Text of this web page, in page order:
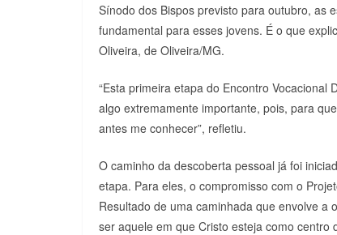
Sínodo dos Bispos previsto para outubro, as
fundamental para esses jovens. É o que
Oliveira, de Oliveira/MG.
“Esta primeira etapa do Encontro
algo extremamente importante, pois, para
antes me conhecer”, refletiu.
O caminho da descoberta pessoal já foi
etapa. Para eles, o compromisso com o
Resultado de uma caminhada que envolve a
ser aquele em que Cristo esteja como centro